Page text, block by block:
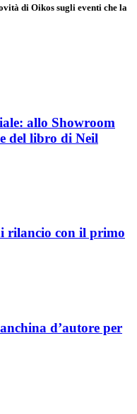
di Oikos sugli eventi che la
allo Showroom
del libro di Neil
rilancio con il primo
d’autore per